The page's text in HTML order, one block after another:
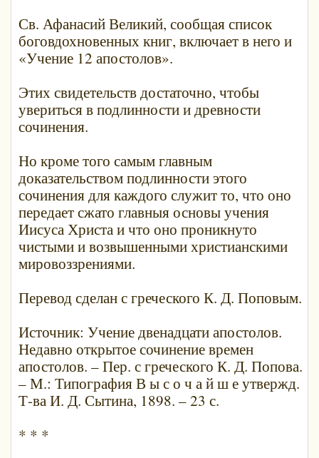
Св. Афанасий Великий, сообщая список
боговдохновенных книг, включает в него и
«Учение 12 апостолов».
Этих свидетельств достаточно, чтобы
увериться в подлинности и древности
сочинения.
Но кроме того самым главным
доказательством подлинности этого
сочинения для каждого служит то, что оно
передает сжато главныя основы учения
Иисуса Христа и что оно проникнуто
чистыми и возвышенными христианскими
мировоззрениями.
Перевод сделан с греческого К. Д. Поповым.
Источник: Учение двенадцати апостолов.
Недавно открытое сочинение времен
апостолов. – Пер. с греческого К. Д. Попова.
– М.: Типография В ы с о ч а й ш е утвержд.
Т-ва И. Д. Сытина, 1898. – 23 с.
* * *